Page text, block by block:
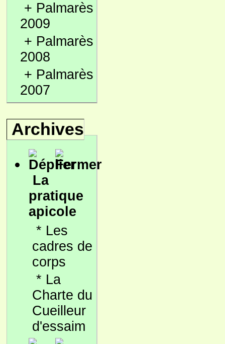
+ Palmarès
2009
+ Palmarès
2008
+ Palmarès
2007
Archives
La
pratique
apicole
* Les
cadres de
corps
* La
Charte du
Cueilleur
d'essaim